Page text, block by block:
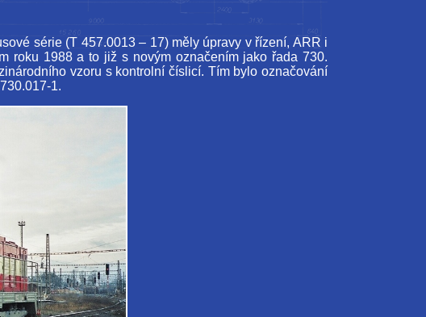
série (T 457.0013 – 17) měly úpravy v řízení, ARR i
roku 1988 a to již s novým označením jako řada 730.
vzoru s kontrolní číslicí. Tím bylo označování
1.